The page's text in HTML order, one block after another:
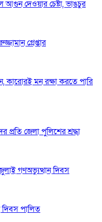
আগুন দেওয়ার চেষ্টা, ভাঙচুর
গ্রেপ্তার
কারোরই মন রক্ষা করতে পারি
প্রতি জেলা পুলিশের শ্রদ্ধা
গণঅভ্যুত্থান দিবস
দিবস পালিত